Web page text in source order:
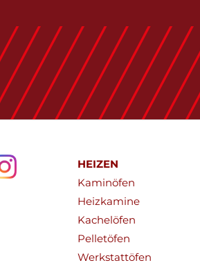
HEIZEN
Kaminöfen
Heizkamine
Kachelöfen
Pelletöfen
Werkstattöfen